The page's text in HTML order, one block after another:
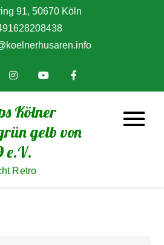
91, 50670 Köln
Kölner
gelb von
e.V.
Retro